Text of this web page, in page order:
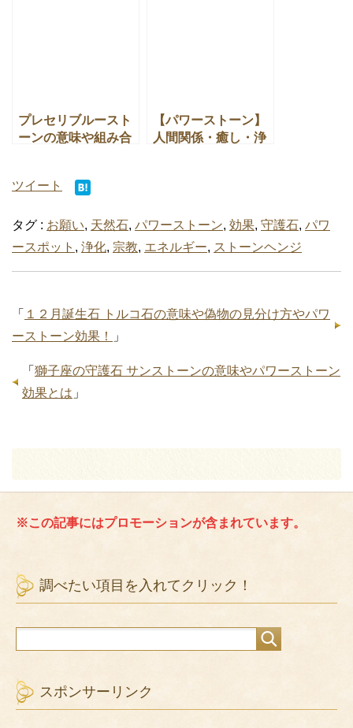
プレセリブルースト
ーンの意味や組み合
【パワーストーン】
人間関係・癒し・浄
ツイート
タグ : お願い, 天然石, パワーストーン, 効果, 守護石, パワ
ースポット , 浄化, 宗教, エネルギー, ストーンヘンジ
「 １２月誕生石 トルコ石の意味や偽物の見分け方やパワ
ーストーン効果！
」
「 獅子座の守護石 サンストーンの意味やパワーストーン
効果とは 」
※この記事にはプロモーションが含まれています。
調べたい項目を入れてクリック！
スポンサーリンク